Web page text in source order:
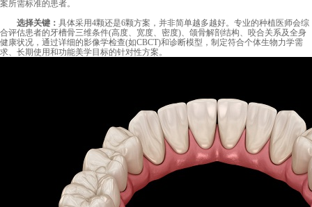
案所需标准的患者。
选择关键： 具体采用4颗还是6颗方案，并非简单越多越好。专业的种植医师会综
合评估患者的牙槽骨三维条件(高度、宽度、密度)、颌骨解剖结构、咬合关系及全身
健康状况，通过详细的影像学检查(如CBCT)和诊断模型，制定符合个体生物力学需
求、长期使用和功能美学目标的针对性方案。